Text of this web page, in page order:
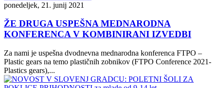
ponedeljek, 21. junij 2021
ŽE DRUGA USPEŠNA MEDNARODNA
KONFERENCA V KOMBINIRANI IZVEDBI
Za nami je uspešna dvodnevna mednarodna konferenca FTPO –
Plastic gears na temo plastičnih zobnikov (FTPO Conference 2021-
Plastics gears),...